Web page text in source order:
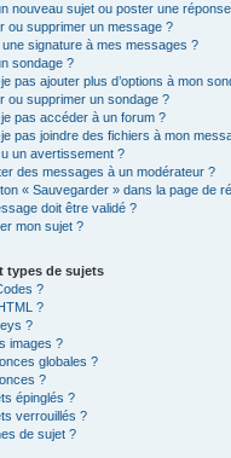
nouveau sujet ou poster une
ou supprimer un message ?
signature à mes messages ?
sondage ?
pas ajouter plus d’options à mon
ou supprimer un sondage ?
pas accéder à un forum ?
pas joindre des fichiers à mon
un avertissement ?
des messages à un modérateur ?
« Sauvegarder » dans la page de
doit être validé ?
mon sujet ?
types de sujets
?
?
?
images ?
globales ?
?
épinglés ?
verrouillés ?
de sujet ?